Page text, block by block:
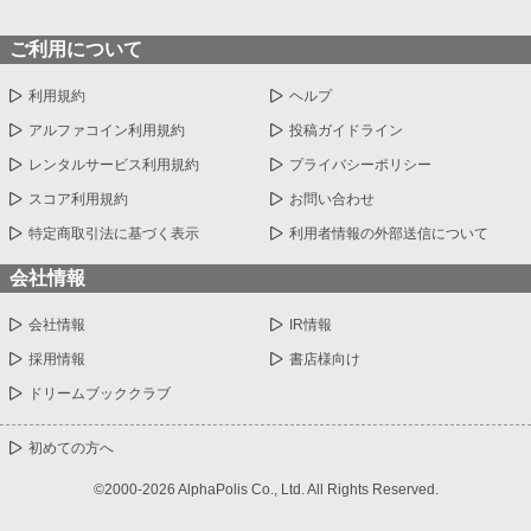
ご利用について
利用規約 ヘルプ
アルファコイン利用規約 投稿ガイドライン
レンタルサービス利用規約 プライバシーポリシー
スコア利用規約 お問い合わせ
特定商取引法に基づく表示 利用者情報の外部送信について
会社情報
会社情報 IR情報
採用情報 書店様向け
ドリームブッククラブ
初めての方へ
©2000-2026 AlphaPolis Co., Ltd. All Rights Reserved.